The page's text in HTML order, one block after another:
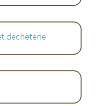
déchèterie